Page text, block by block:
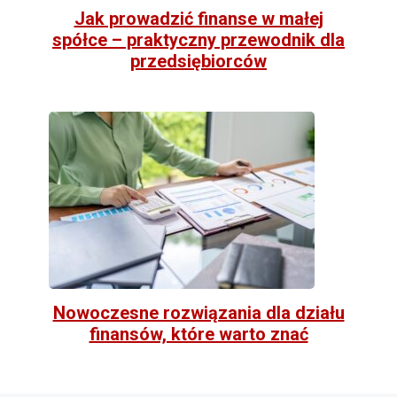
Jak prowadzić finanse w małej
spółce – praktyczny przewodnik dla
przedsiębiorców
Nowoczesne rozwiązania dla działu
finansów, które warto znać